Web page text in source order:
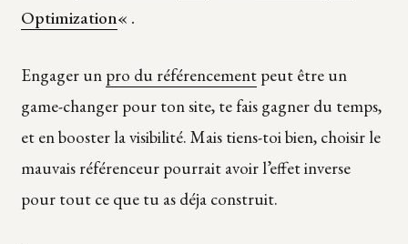
Optimization« .
Engager un pro du référencementpeut être un
game-changer pour ton site, te fais gagner du temps,
et en booster la visibilité. Mais tiens-toi bien, choisir le
mauvais référenceur pourrait avoir l’effet inverse
pour tout ce que tu as déja construit.